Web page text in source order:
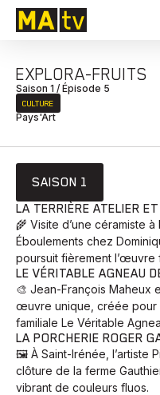
EXPLORA-FRUITS
Saison 1 / Épisode 5
CULTURE
Pays'Art
SAISON 1
LA TERRIÈRE ATELIER
🌾 Visite d’une céramiste
Éboulements chez
poursuit fièrement l’œuvre
LE VÉRITABLE AGNEAU
🎨 Jean-François Maheux
œuvre unique, créée pour
familiale Le Véritable
LA PORCHERIE ROGER
🖼️ À Saint-Irénée, l’artiste
clôture de la ferme
vibrant de couleurs fluos.